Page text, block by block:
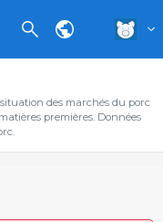
des marchés du porc
premières. Données